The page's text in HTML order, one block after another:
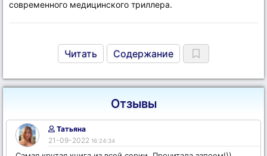
современного медицинского триллера.
Читать Содержание
Отзывы
Татьяна
21-09-2022 16:24:34